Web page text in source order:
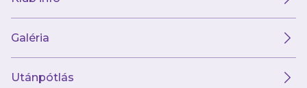
Galéria
Utánpótlás